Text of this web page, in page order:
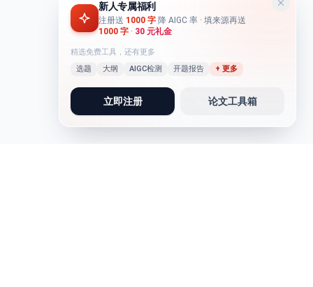
新人专属福利
注册送 1000 字 降 AIGC 率 · 填来源再送
1000 字 · 30 元礼金
精选免费工具，还有更多
选题
大纲 AIGC检测 开题报告 + 更多
立即注册 论文工具箱